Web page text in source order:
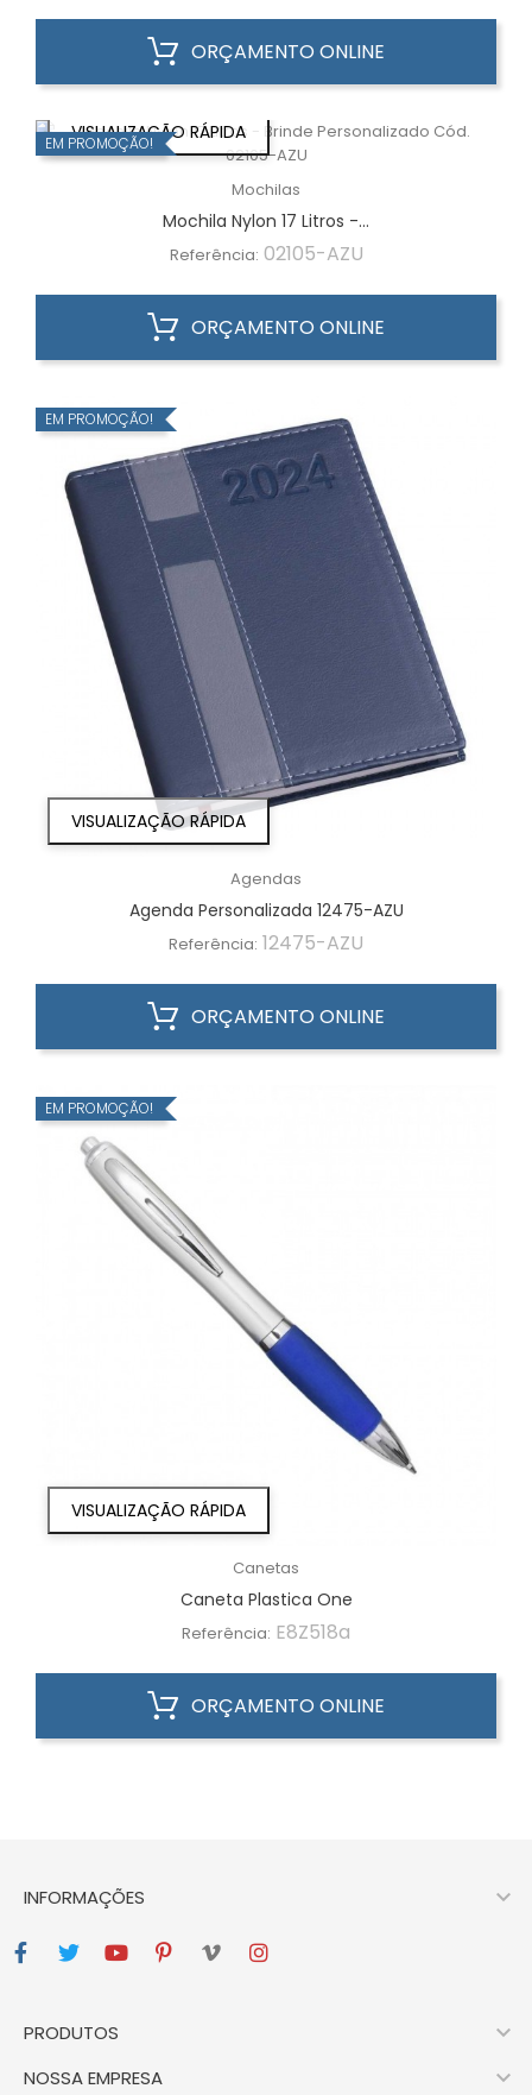
ORÇAMENTO ONLINE
VISUALIZAÇÃO RÁPIDA
EM PROMOÇÃO!
Mochilas
Mochila Nylon 17 Litros -...
Referência: 02105-AZU
ORÇAMENTO ONLINE
VISUALIZAÇÃO RÁPIDA
EM PROMOÇÃO!
Agendas
Agenda Personalizada 12475-AZU
Referência: 12475-AZU
ORÇAMENTO ONLINE
VISUALIZAÇÃO RÁPIDA
EM PROMOÇÃO!
Canetas
Caneta Plastica One
Referência: E8Z518a
ORÇAMENTO ONLINE
INFORMAÇÕES 
PRODUTOS 
NOSSA EMPRESA 